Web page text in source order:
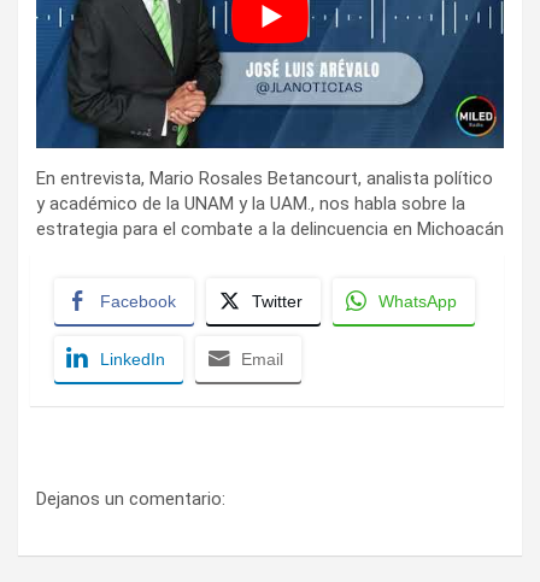
En entrevista, Mario Rosales Betancourt, analista político
y académico de la UNAM y la UAM., nos habla sobre la
estrategia para el combate a la delincuencia en Michoacán
Facebook Twitter WhatsApp
LinkedIn Email
Dejanos un comentario: